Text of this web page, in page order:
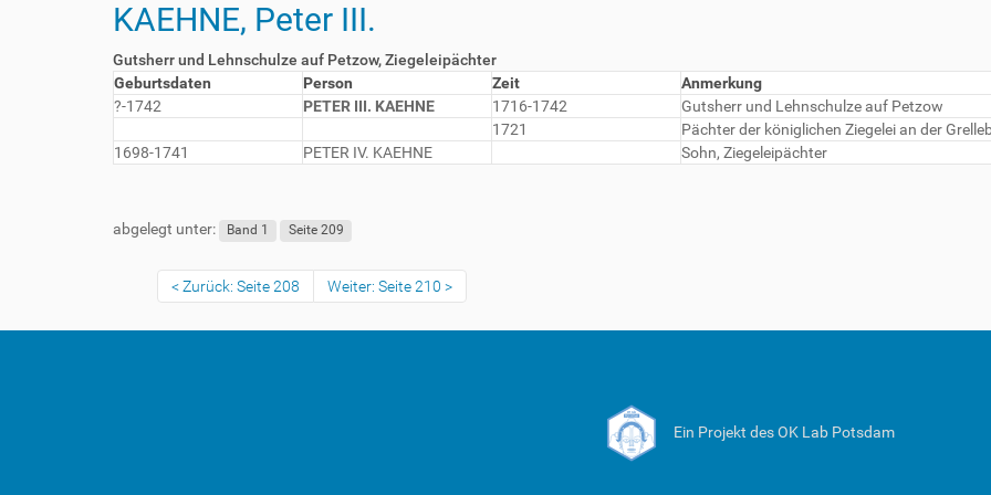
KAEHNE, Peter III.
Gutsherr und Lehnschulze auf Petzow, Ziegeleipächter
Geburtsdaten
Person Zeit
Anmerkung
?-1742
PETER III. KAEHNE 1716-1742
Gutsherr und Lehnschulze auf Petzow
1721
Pächter der königlichen Ziegelei an der
1698-1741
PETER IV. KAEHNE Sohn, Ziegeleipächter
abgelegt unter: Band 1 Seite 209
Zurück: Seite 208 Weiter: Seite 210
Ein Projekt des OK Lab Potsdam